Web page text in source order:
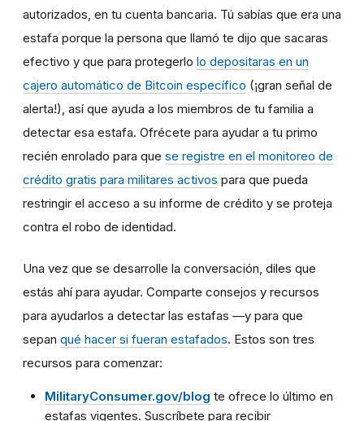
autorizados, en tu cuenta bancaria. Tú sabías que era una
estafa porque la persona que llamó te dijo que sacaras
efectivo y que para protegerlo lo depositaras en un
cajero automático de Bitcoin específico (¡gran señal de
alerta!), así que ayuda a los miembros de tu familia a
detectar esa estafa. Ofrécete para ayudar a tu primo
recién enrolado para que se registre en el monitoreo de
crédito gratis para militares activos para que pueda
restringir el acceso a su informe de crédito y se proteja
contra el robo de identidad.
Una vez que se desarrolle la conversación, diles que
estás ahí para ayudar. Comparte consejos y recursos
para ayudarlos a detectar las estafas —y para que
sepan qué hacer si fueran estafados. Estos son tres
recursos para comenzar:
MilitaryConsumer.gov/blog te ofrece lo último en
estafas vigentes. Suscríbete para recibir